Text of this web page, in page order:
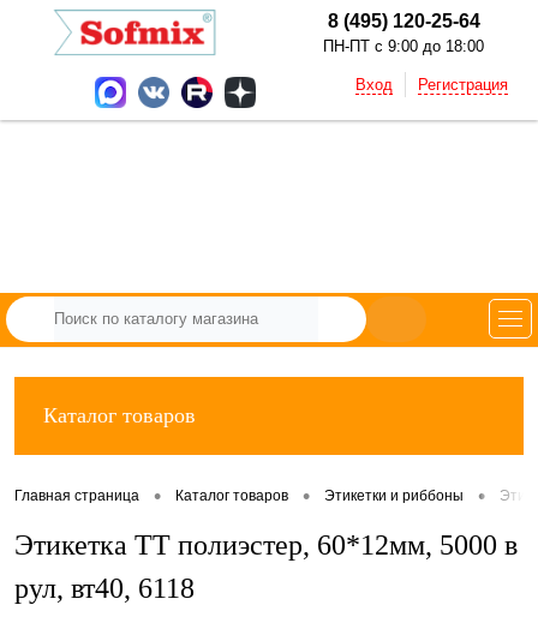
8 (495) 120-25-64
ПН-ПТ с 9:00 до 18:00
Вход Регистрация
Каталог товаров
Главная страница • Каталог товаров • Этикетки и риббоны •
Этикетка ТТ полиэстер, 60*12мм, 5000 в
рул, вт40, 6118